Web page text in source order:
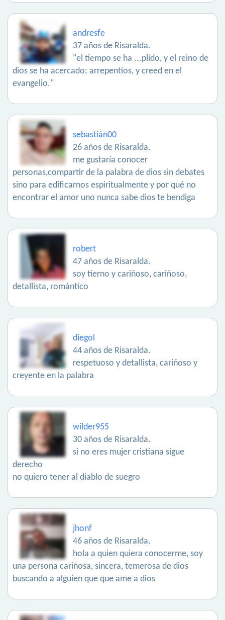
andresfe
37 años de Risaralda.
"el tiempo se ha ...plido, y el reino de
dios se ha acercado; arrepentíos, y creed en el
evangelio."
sebastián00
26 años de Risaralda.
me gustaría conocer
personas,compartir de la palabra de dios sin debates
sino para edificarnos espiritualmente y por qué no
encontrar el amor uno nunca sabe dios te bendiga
robert
47 años de Risaralda.
soy tierno y cariñoso, cariñoso,
detallista, romántico
diegol
44 años de Risaralda.
respetuoso y detallista, cariñoso y
creyente en la palabra
wilder955
30 años de Risaralda.
si no eres mujer cristiana sigue
derecho
no quiero tener al diablo de suegro
jhonf
46 años de Risaralda.
hola a quien quiera conocerme, soy
una persona cariñosa, sincera, temerosa de dios
buscando a alguien que que ame a dios